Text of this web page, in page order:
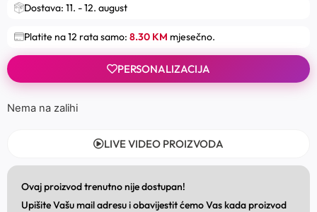
Dostava: 11. - 12. august
Platite na 12 rata samo: 8.30 KM mjesečno.
PERSONALIZACIJA
Nema na zalihi
LIVE VIDEO PROIZVODA
Ovaj proizvod trenutno nije dostupan!
Upišite Vašu mail adresu i obavijestit ćemo Vas kada proizvod